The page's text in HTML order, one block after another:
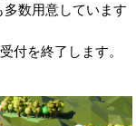
数用意しています
付を終了します。